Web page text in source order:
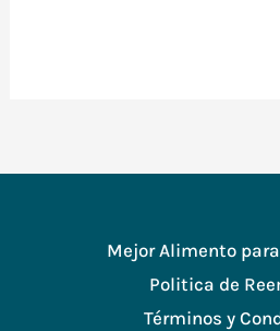
Mejor Alimento
Politica de
Términos y